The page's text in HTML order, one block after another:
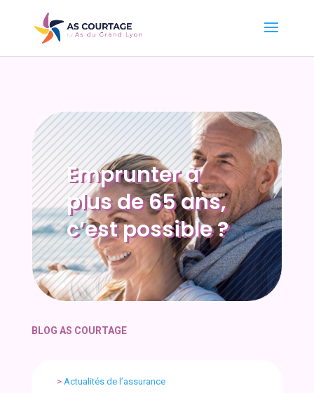
Emprunter à
plus de 65 ans,
c’est possible ?
BLOG AS COURTAGE
> Actualités de l’assurance